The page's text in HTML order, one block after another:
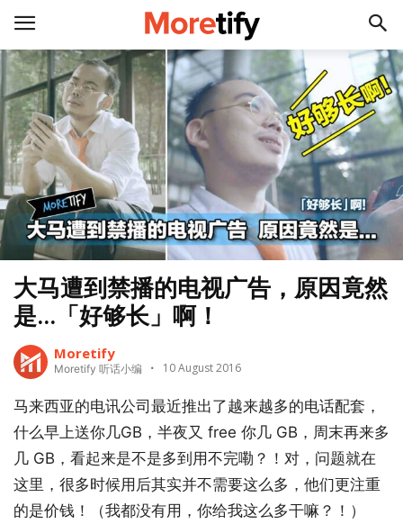
大马遭到禁播的电视广告，原因竟然
是...「好够长」啊！
Moretify
Moretify 听话小编 10 August 2016
马来西亚的电讯公司最近推出了越来越多的电话配套，
什么早上送你几GB，半夜又 free 你几 GB，周末再来多
几 GB，看起来是不是多到用不完嘞？！对，问题就在
这里，很多时候用后其实并不需要这么多，他们更注重
的是价钱！（我都没有用，你给我这么多干嘛？！）